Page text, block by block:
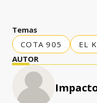
Temas
COTA 905
EL
AUTOR